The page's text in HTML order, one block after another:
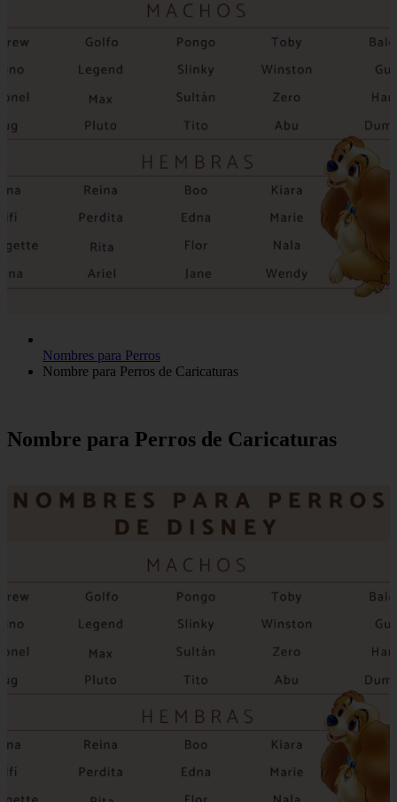
Nombres para Perros
Nombre para Perros de Caricaturas
Nombre para Perros de Caricaturas